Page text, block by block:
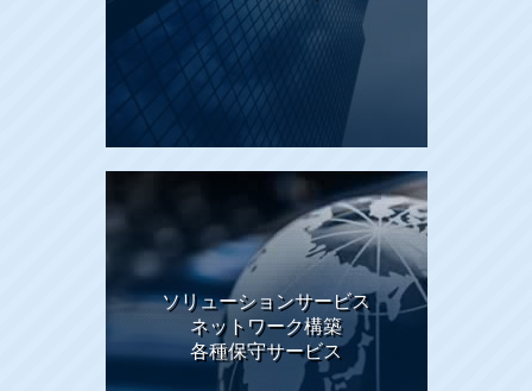
ソリューションサービス
ネットワーク構築
各種保守サービス